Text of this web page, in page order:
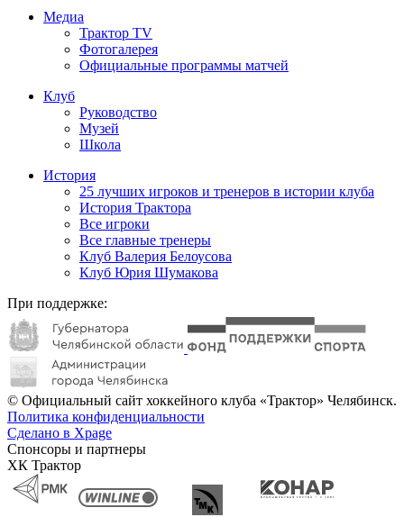
Медиа
Трактор TV
Фотогалерея
Официальные программы матчей
Клуб
Руководство
Музей
Школа
История
25 лучших игроков и тренеров в истории клуба
История Трактора
Все игроки
Все главные тренеры
Клуб Валерия Белоусова
Клуб Юрия Шумакова
При поддержке:
© Официальный сайт хоккейного клуба «Трактор» Челябинск.
Политика конфиденциальности
Сделано в Xpage
Спонсоры и партнеры
ХК Трактор